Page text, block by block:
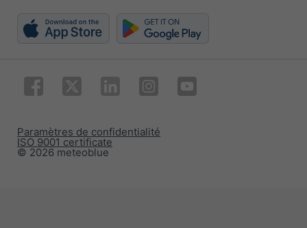
© 2026 meteoblue
ISO 9001 certificate
Paramètres de confidentialité